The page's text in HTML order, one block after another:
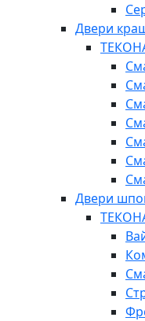
Двери
Двери